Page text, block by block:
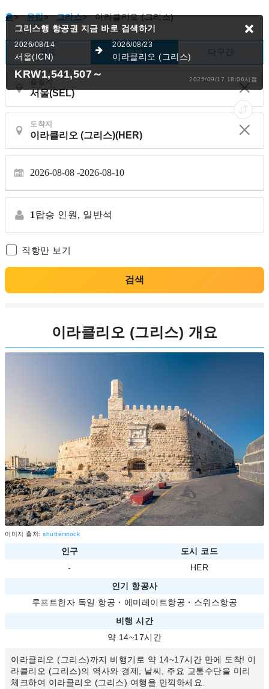
홈> 유럽> 그리스> 이라클리오 (그리스)
편도 왕복 다구간
출발지
도착지
2026-08-08 2026-08-10
1 탑승 인원, 일반석
직항만 보기
검색
그리스행 항공권 지금 바로 검색하기
2026/08/14
서울(ICN)
2026/08/23
이라클리오 (그리스)
KRW1,541,507～ 2025/09/17 18:06시점
이라클리오 (그리스) 개요
이미지 출처: shutterstock
인구
도시 코드
-
HER
인기 항공사
루프트한자 독일 항공 ・ 에미레이트항공 ・ 스위스항공
비행 시간
약 14~17시간
이라클리오 (그리스)까지 비행기로 약 14~17시간 만에 도착! 이
라클리오 (그리스)의 역사와 경제, 날씨, 주요 교통수단을 미리
체크하여 이라클리오 (그리스) 여행을 만끽하세요.